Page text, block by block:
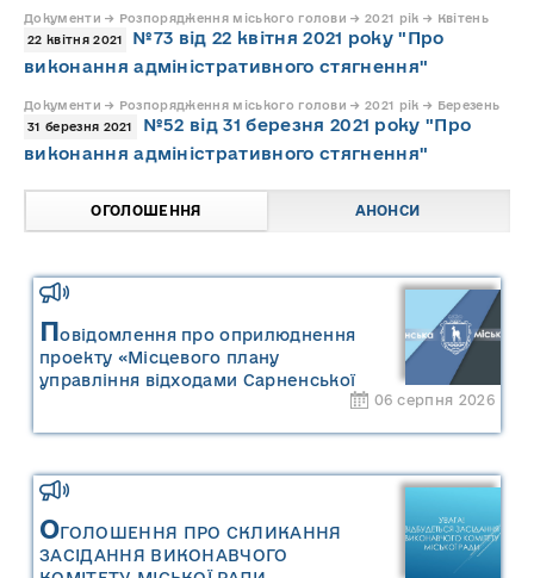
Документи → Розпорядження міського голови → 2021 рік → Квітень
22 квітня 2021
№73 від 22 квітня 2021 року "Про
виконання адміністративного стягнення"
Документи → Розпорядження міського голови → 2021 рік → Березень
31 березня 2021
№52 від 31 березня 2021 року "Про
виконання адміністративного стягнення"
ОГОЛОШЕННЯ АНОНСИ
Повідомлення про оприлюднення
проекту «Місцевого плану
управління відходами Сарненської
міської територіальної громади» та
управління відходами Сарненської
міської територіальної громади»
06 серпня 2026
ОГОЛОШЕННЯ ПРО СКЛИКАННЯ
ЗАСІДАННЯ ВИКОНАВЧОГО